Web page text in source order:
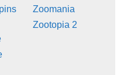
Zoomania
Zootopia 2